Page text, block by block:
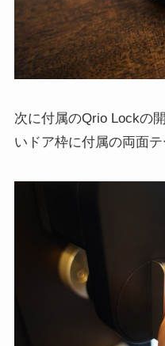
次に付属のQrio Lockの
いドア枠に付属の両面テ